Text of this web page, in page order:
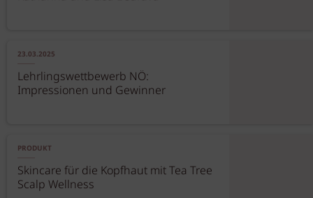
23.03.2025
Lehrlingswettbewerb NÖ:
Impressionen und Gewinner
PRODUKT
Skincare für die Kopfhaut mit Tea Tree
Scalp Wellness